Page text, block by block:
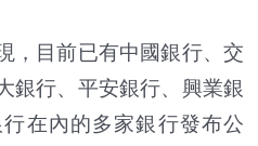
，目前已有中國銀行、交
銀行、平安銀行、興業銀
在內的多家銀行發布公